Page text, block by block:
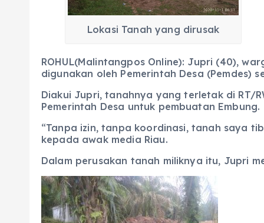
o p m er
Lokasi Tanah yang dirusak
ROHUL(Malintangpos Online): Jupri (40),
digunakan oleh Pemerintah Desa (Pemdes)
Diakui Jupri, tanahnya yang terletak di RT/
Pemerintah Desa untuk pembuatan Embung.
“Tanpa izin, tanpa koordinasi, tanah saya
kepada awak media Riau.
Dalam perusakan tanah miliknya itu, Jupri